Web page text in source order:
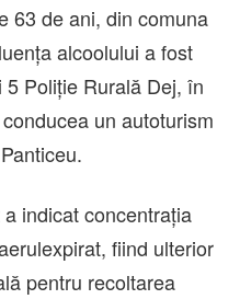
63 de ani, din comuna
alcoolului a fost
Poliție Rurală Dej, în
un autoturism
indicat concentrația
fiind ulterior
pentru recoltarea